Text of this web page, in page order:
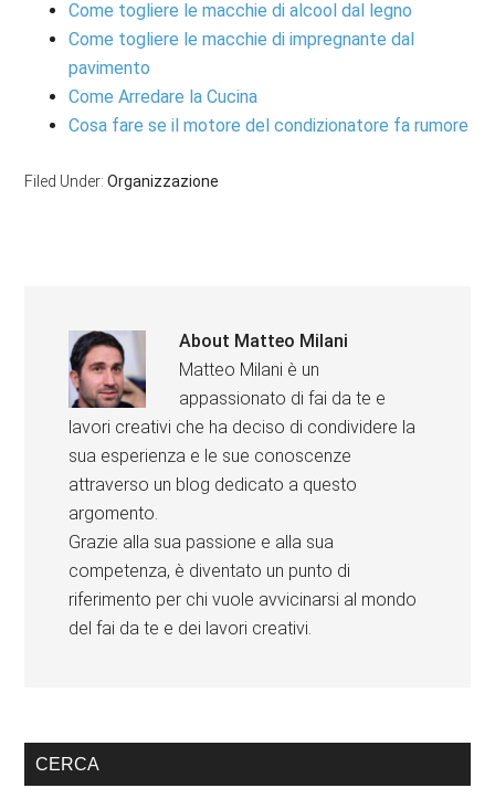
Come togliere le macchie di alcool dal legno
Come togliere le macchie di impregnante dal
pavimento
Come Arredare la Cucina
Cosa fare se il motore del condizionatore fa rumore
Filed Under:Organizzazione
About Matteo Milani
Matteo Milani è un
appassionato di fai da te e
lavori creativi che ha deciso di condividere la
sua esperienza e le sue conoscenze
attraverso un blog dedicato a questo
argomento.
Grazie alla sua passione e alla sua
competenza, è diventato un punto di
riferimento per chi vuole avvicinarsi al mondo
del fai da te e dei lavori creativi.
CERCA